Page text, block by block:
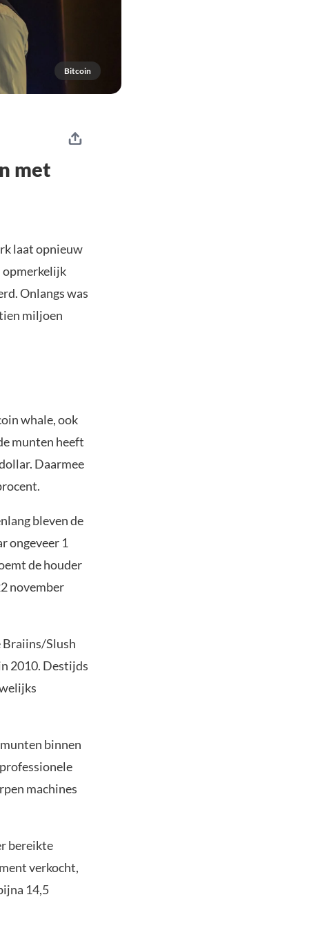
Bitcoin
met
laat opnieuw
opmerkelijk
Onlangs was
miljoen
whale, ook
munten heeft
Daarmee
bleven de
ongeveer 1
de houder
november
Braiins/Slush
2010. Destijds
binnen
machines
bereikte
verkocht,
14,5